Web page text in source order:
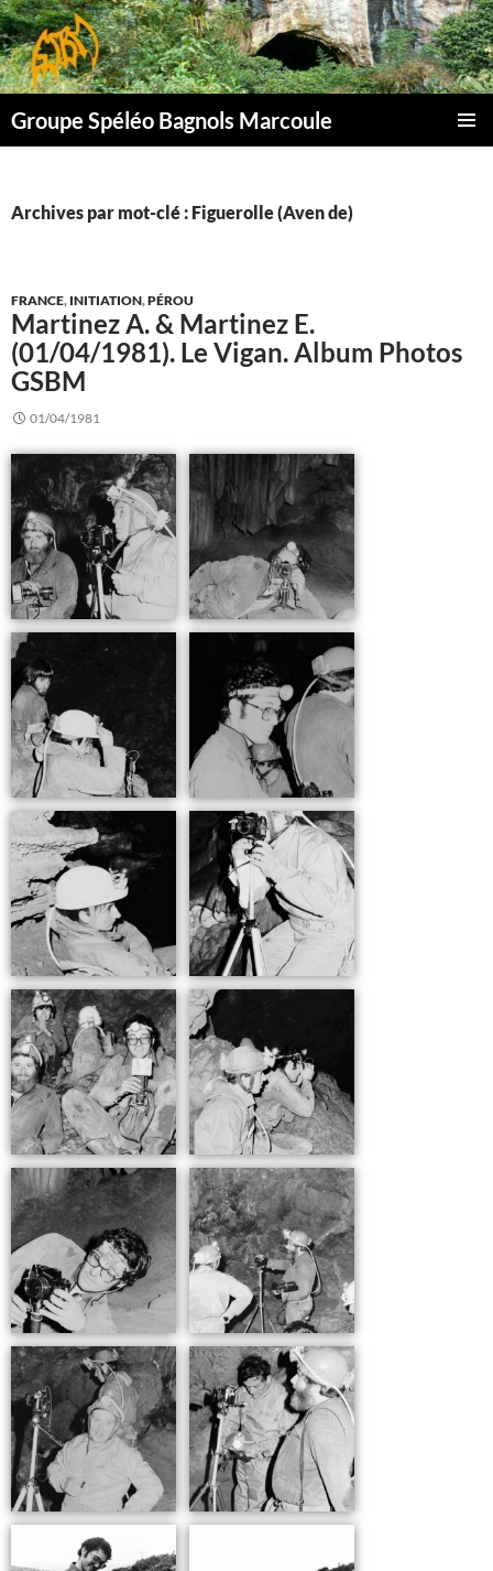
Aller
au
contenu
Groupe Spéléo Bagnols Marcoule
Archives par mot-clé : Figuerolle (Aven de)
FRANCE, INITIATION,PÉROU
Martinez A. & Martinez E.
(01/04/1981). Le Vigan. Album Photos
GSBM
01/04/1981